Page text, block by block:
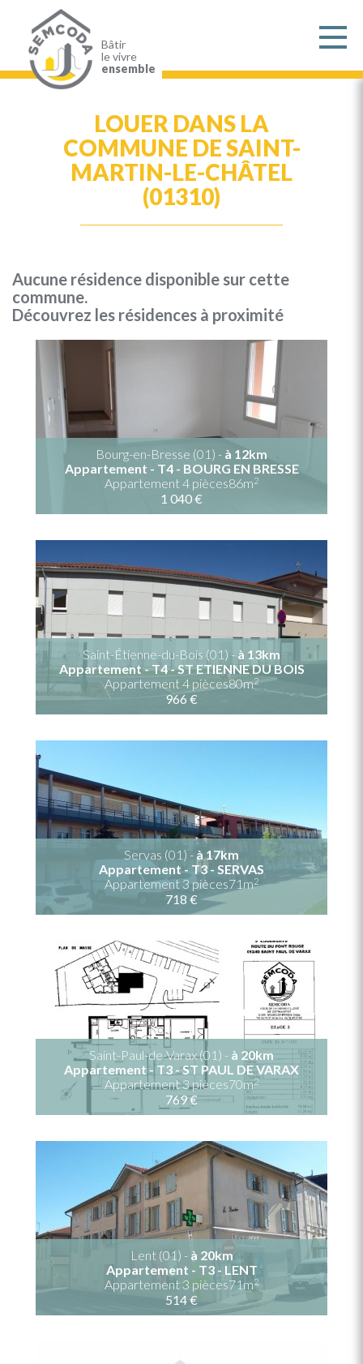
contenu
principal
Bâtir
le vivre
ensemble
LOUER DANS LA
COMMUNE DE SAINT-
MARTIN-LE-CHÂTEL
(01310)
Aucune résidence disponible sur cette
commune.
Découvrez les résidences à proximité
Bourg-en-Bresse (01) - à 12km
Appartement - T4 - BOURG EN BRESSE
Appartement 4 pièces86m2
1 040 €
Saint-Étienne-du-Bois (01) - à 13km
Appartement - T4 - ST ETIENNE DU BOIS
Appartement 4 pièces80m2
966 €
Servas (01) - à 17km
Appartement - T3 - SERVAS
Appartement 3 pièces71m2
718 €
Saint-Paul-de-Varax (01) - à 20km
Appartement - T3 - ST PAUL DE VARAX
Appartement 3 pièces70m2
769 €
Lent (01) - à 20km
Appartement - T3 - LENT
Appartement 3 pièces71m2
514 €